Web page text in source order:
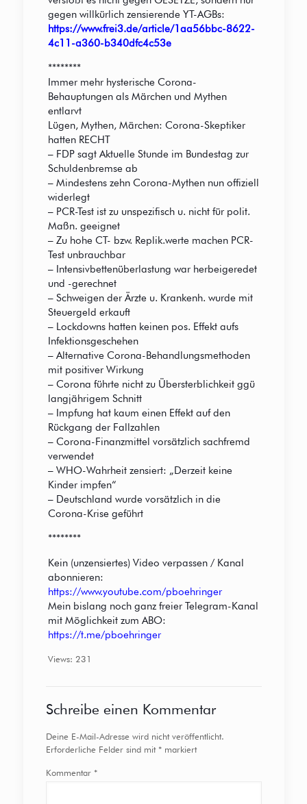
gegen willkürlich zensierende YT-AGBs:
https://www.frei3.de/article/1aa56bbc-8622-
4c11-a360-b340dfc4c53e
********
Immer mehr hysterische Corona-
Behauptungen als Märchen und Mythen
entlarvt
Lügen, Mythen, Märchen: Corona-Skeptiker
hatten RECHT
– FDP sagt Aktuelle Stunde im Bundestag zur
Schuldenbremse ab
– Mindestens zehn Corona-Mythen nun offiziell
widerlegt
– PCR-Test ist zu unspezifisch u. nicht für polit.
Maßn. geeignet
– Zu hohe CT- bzw. Replik.werte machen PCR-
Test unbrauchbar
– Intensivbettenüberlastung war herbeigeredet
und -gerechnet
– Schweigen der Ärzte u. Krankenh. wurde mit
Steuergeld erkauft
– Lockdowns hatten keinen pos. Effekt aufs
Infektionsgeschehen
– Alternative Corona-Behandlungsmethoden
mit positiver Wirkung
– Corona führte nicht zu Übersterblichkeit ggü
langjährigem Schnitt
– Impfung hat kaum einen Effekt auf den
Rückgang der Fallzahlen
– Corona-Finanzmittel vorsätzlich sachfremd
verwendet
– WHO-Wahrheit zensiert: „Derzeit keine
Kinder impfen“
– Deutschland wurde vorsätzlich in die
Corona-Krise geführt
********
Kein (unzensiertes) Video verpassen / Kanal
abonnieren:
https://www.youtube.com/pboehringer
Mein bislang noch ganz freier Telegram-Kanal
mit Möglichkeit zum ABO:
https://t.me/pboehringer
Views: 231
Schreibe einen Kommentar
Deine E-Mail-Adresse wird nicht veröffentlicht.
Erforderliche Felder sind mit *markiert
Kommentar *